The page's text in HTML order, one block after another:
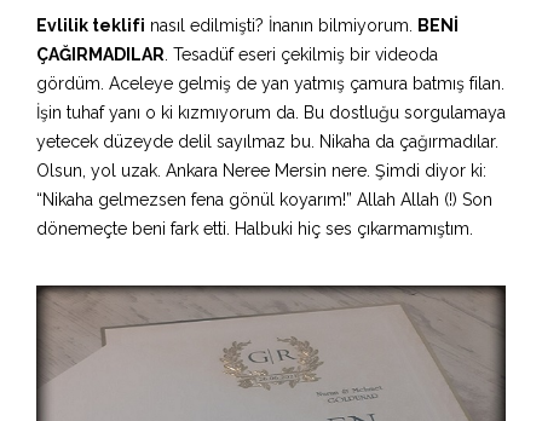
Evlilik teklifi nasıl edilmişti? İnanın bilmiyorum.
BENİ
ÇAĞIRMADILAR . Tesadüf eseri çekilmiş bir videoda
gördüm. Aceleye gelmiş de yan yatmış çamura batmış filan.
İşin tuhaf yanı o ki kızmıyorum da. Bu dostluğu sorgulamaya
yetecek düzeyde delil sayılmaz bu. Nikaha da çağırmadılar.
Olsun, yol uzak. Ankara Neree Mersin nere. Şimdi diyor ki:
“Nikaha gelmezsen fena gönül koyarım!” Allah Allah (!) Son
dönemeçte beni fark etti. Halbuki hiç ses çıkarmamıştım.